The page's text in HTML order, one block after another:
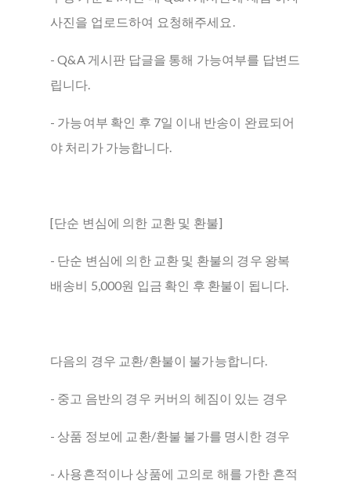
사진을 업로드하여 요청해주세요.
- Q&A 게시판 답글을 통해 가능여부를 답변드
립니다.
- 가능여부 확인 후 7일 이내 반송이 완료되어
야 처리가 가능합니다.
[단순 변심에 의한 교환 및 환불]
- 단순 변심에 의한 교환 및 환불의 경우 왕복
배송비 5,000원 입금 확인 후 환불이 됩니다.
다음의 경우 교환/환불이 불가능합니다.
- 중고 음반의 경우 커버의 헤짐이 있는 경우
- 상품 정보에 교환/환불 불가를 명시한 경우
- 사용흔적이나 상품에 고의로 해를 가한 흔적